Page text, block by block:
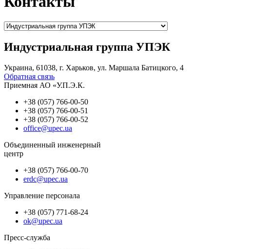
Индустриальная группа УПЭК
Украина, 61038, г. Харьков, ул. Маршала Батицкого, 4
Обратная связь
Приемная АО «У.П.Э.К.
+38 (057) 766-00-50
+38 (057) 766-00-51
+38 (057) 766-00-52
office@upec.ua
Объединенный инженерный
центр
+38 (057) 766-00-70
erdc@upec.ua
Управление персонала
+38 (057) 771-68-24
ok@upec.ua
Пресс-служба